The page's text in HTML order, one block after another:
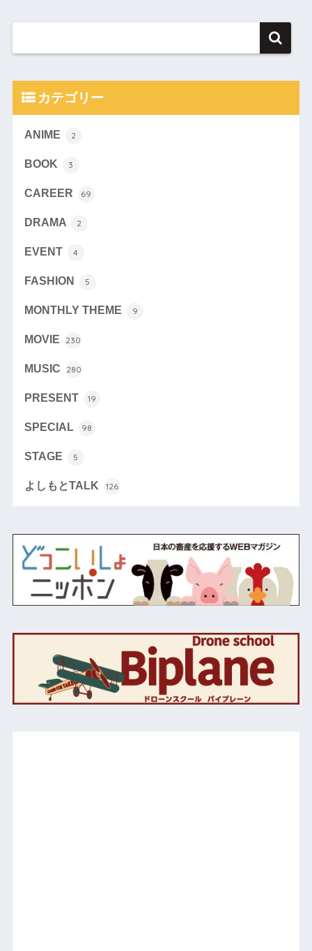
カテゴリー
ANIME 2
BOOK 3
CAREER 69
DRAMA 2
EVENT 4
FASHION 5
MONTHLY THEME 9
MOVIE 230
MUSIC 280
PRESENT 19
SPECIAL 98
STAGE 5
よしもとTALK 126